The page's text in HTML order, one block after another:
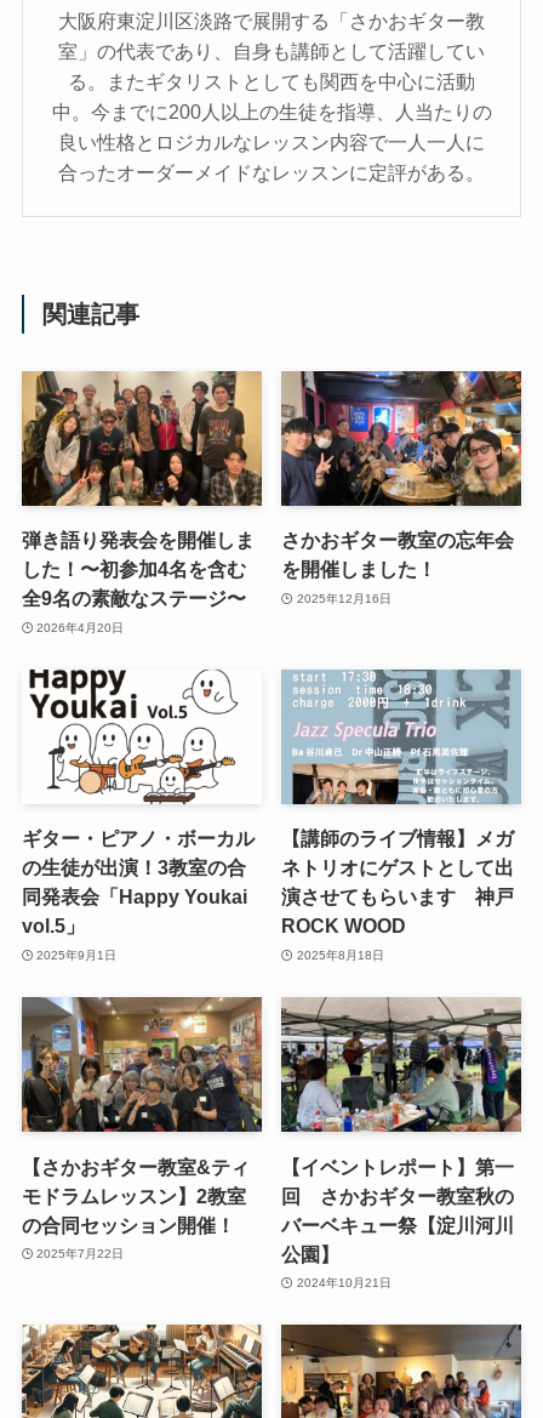
大阪府東淀川区淡路で展開する「さかおギター教
室」の代表であり、自身も講師として活躍してい
る。またギタリストとしても関西を中心に活動
中。今までに200人以上の生徒を指導、人当たりの
良い性格とロジカルなレッスン内容で一人一人に
合ったオーダーメイドなレッスンに定評がある。
関連記事
弾き語り発表会を開催しま
した！〜初参加4名を含む
全9名の素敵なステージ〜
2026年4月20日
さかおギター教室の忘年会
を開催しました！
2025年12月16日
ギター・ピアノ・ボーカル
の生徒が出演！3教室の合
同発表会「Happy Youkai
vol.5」
2025年9月1日
【講師のライブ情報】メガ
ネトリオにゲストとして出
演させてもらいます 神戸
ROCK WOOD
2025年8月18日
【さかおギター教室&ティ
モドラムレッスン】2教室
の合同セッション開催！
2025年7月22日
【イベントレポート】第一
回 さかおギター教室秋の
バーベキュー祭【淀川河川
公園】
2024年10月21日